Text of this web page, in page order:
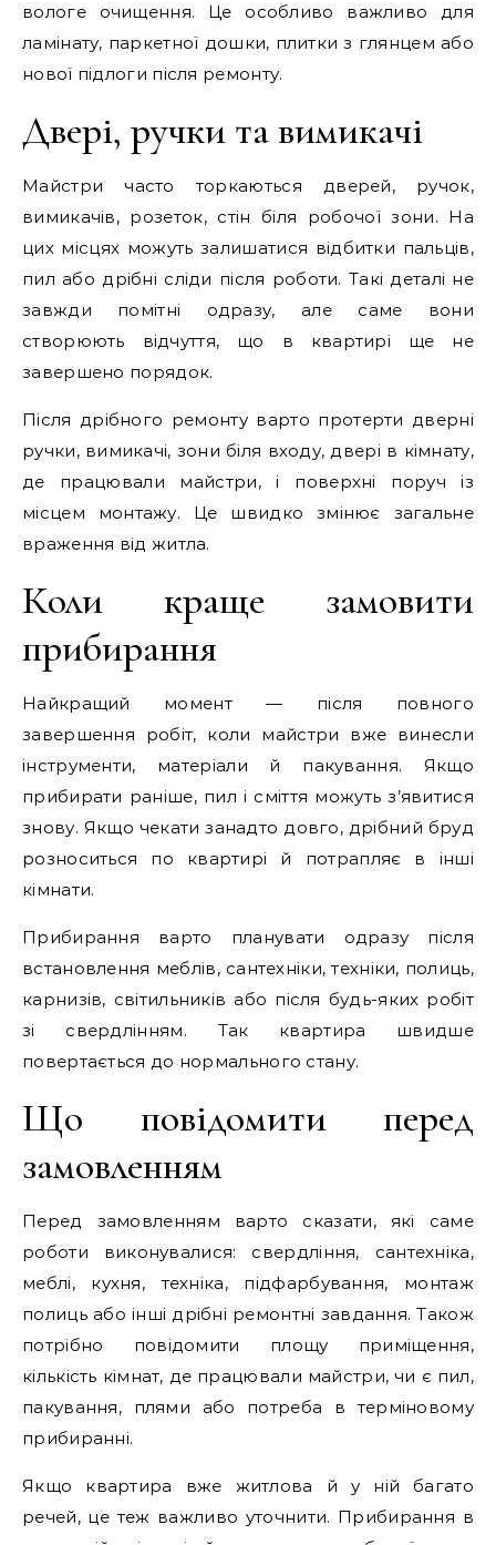
вологе очищення. Це особливо важливо для
ламінату, паркетної дошки, плитки з глянцем або
нової підлоги після ремонту.
Двері, ручки та вимикачі
Майстри часто торкаються дверей, ручок,
вимикачів, розеток, стін біля робочої зони. На
цих місцях можуть залишатися відбитки пальців,
пил або дрібні сліди після роботи. Такі деталі не
завжди помітні одразу, але саме вони
створюють відчуття, що в квартирі ще не
завершено порядок.
Після дрібного ремонту варто протерти дверні
ручки, вимикачі, зони біля входу, двері в кімнату,
де працювали майстри, і поверхні поруч із
місцем монтажу. Це швидко змінює загальне
враження від житла.
Коли краще замовити
прибирання
Найкращий момент — після повного
завершення робіт, коли майстри вже винесли
інструменти, матеріали й пакування. Якщо
прибирати раніше, пил і сміття можуть з’явитися
знову. Якщо чекати занадто довго, дрібний бруд
розноситься по квартирі й потрапляє в інші
кімнати.
Прибирання варто планувати одразу після
встановлення меблів, сантехніки, техніки, полиць,
карнизів, світильників або після будь-яких робіт
зі свердлінням. Так квартира швидше
повертається до нормального стану.
Що повідомити перед
замовленням
Перед замовленням варто сказати, які саме
роботи виконувалися: свердління, сантехніка,
меблі, кухня, техніка, підфарбування, монтаж
полиць або інші дрібні ремонтні завдання. Також
потрібно повідомити площу приміщення,
кількість кімнат, де працювали майстри, чи є пил,
пакування, плями або потреба в терміновому
прибиранні.
Якщо квартира вже житлова й у ній багато
речей, це теж важливо уточнити. Прибирання в